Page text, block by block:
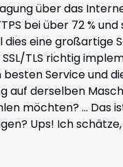
über das
bei über 72 %
eine großartige
TLS richtig
besten Service und
auf derselben
möchten? … Das
Ups! Ich